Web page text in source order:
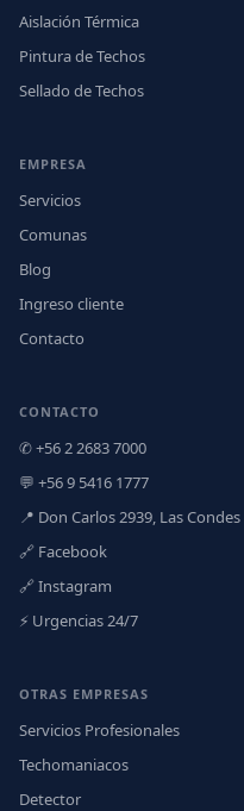
Aislación Térmica
Pintura de Techos
Sellado de Techos
EMPRESA
Servicios
Comunas
Blog
Ingreso cliente
Contacto
CONTACTO
✆ +56 2 2683 7000
💬 +56 9 5416 1777
📍 Don Carlos 2939, Las Condes
🔗 Facebook
🔗 Instagram
⚡ Urgencias 24/7
OTRAS EMPRESAS
Servicios Profesionales
Techomaniacos
Detector